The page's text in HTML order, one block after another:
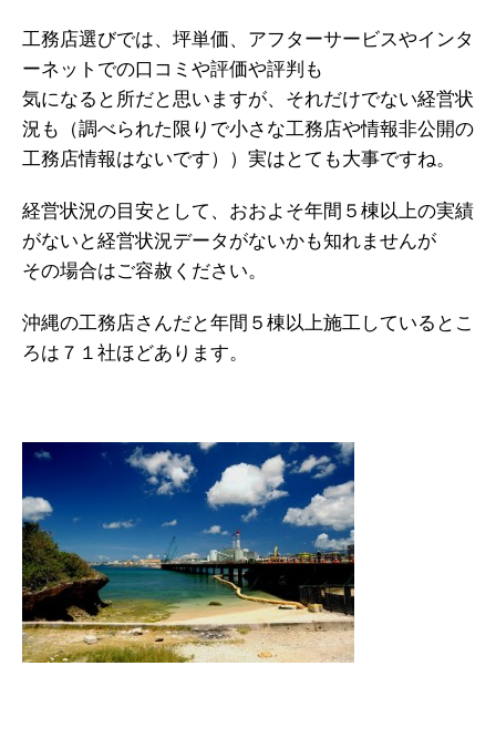
工務店選びでは、坪単価、アフターサービスやインタ
ーネットでの口コミや評価や評判も
気になると所だと思いますが、それだけでない経営状
況も（調べられた限りで小さな工務店や情報非公開の
工務店情報はないです））実はとても大事ですね。
経営状況の目安として、おおよそ年間５棟以上の実績
がないと経営状況データがないかも知れませんが
その場合はご容赦ください。
沖縄の工務店さんだと年間５棟以上施工しているとこ
ろは７１社ほどあります。